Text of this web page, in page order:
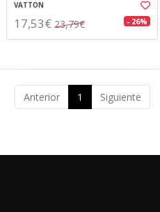
VATTON
17,53€ 23,79€ - 26%
Anterior 1 Siguiente